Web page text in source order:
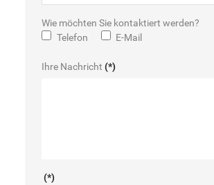
Wie möchten Sie kontaktiert werden?
Telefon
E-Mail
Ihre Nachricht (*)
(*)